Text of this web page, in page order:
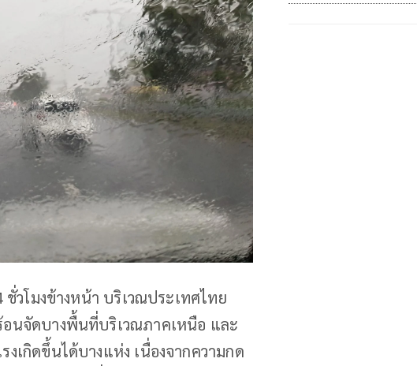
วโมงข้างหน้า บริเวณประเทศไทย
นจัดบางพื้นที่บริเวณภาคเหนือ และ
เกิดขึ้นได้บางแห่ง เนื่องจากความกด